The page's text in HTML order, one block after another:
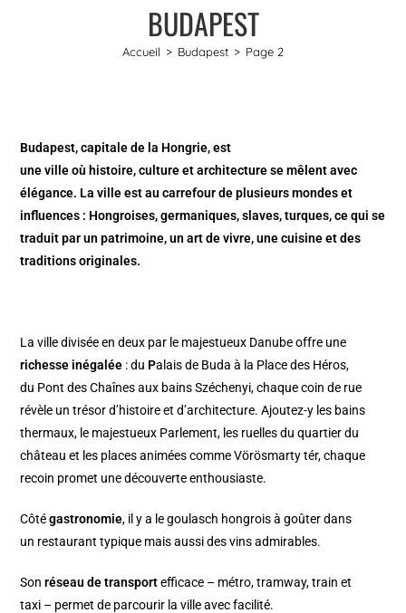
BUDAPEST
Accueil > Budapest > Page 2
Budapest, capitale de la Hongrie, est
une ville où histoire, culture et architecture se mêlent avec
élégance. La ville est au carrefour de plusieurs mondes et
influences : Hongroises, germaniques, slaves, turques, ce qui se
traduit par un patrimoine, un art de vivre, une cuisine et des
traditions originales.
La ville divisée en deux par le majestueux Danube offre une
richesse inégalée : du Palais de Buda à la Place des Héros,
du Pont des Chaînes aux bains Széchenyi, chaque coin de rue
révèle un trésor d’histoire et d’architecture. Ajoutez-y les bains
thermaux, le majestueux Parlement, les ruelles du quartier du
château et les places animées comme Vörösmarty tér, chaque
recoin promet une découverte enthousiaste.
Côtégastronomie, il y a le goulasch hongrois à goûter dans
un restaurant typique mais aussi des vins admirables.
Sonréseau de transportefficace – métro, tramway, train et
taxi – permet de parcourir la ville avec facilité.